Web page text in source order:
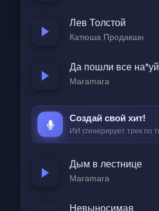
Лев Толстой
Катюша Продакшн
Да пошли все на*уй
Maramara
Создай свой хит!
Дым в лестнице
Maramara
Невыносимая